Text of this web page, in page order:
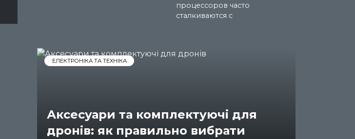
процессоров часто
сталкиваются с
ЕЛЕКТРОНІКА ТА ТЕХНІКА
Аксесуари та комплектуючі для
дронів: як правильно вибрати